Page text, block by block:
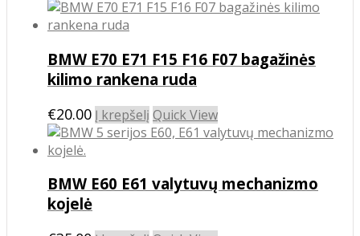
BMW E70 E71 F15 F16 F07 bagažinės
kilimo rankena ruda
€20.00 Į krepšelį Quick View
BMW E60 E61 valytuvų mechanizmo
kojelė